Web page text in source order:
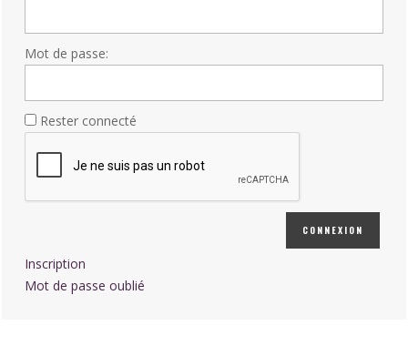
Mot de passe:
Rester connecté
CONNEXION
Inscription
Mot de passe oublié